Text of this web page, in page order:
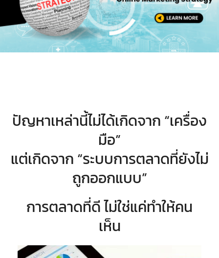
ปัญหาเหล่านี้ไม่ได้เกิดจาก “เครื่อง
มือ”
แต่เกิดจาก “ระบบการตลาดที่ยังไม่
ถูกออกแบบ”
การตลาดที่ดี ไม่ใช่แค่ทำให้คน
เห็น